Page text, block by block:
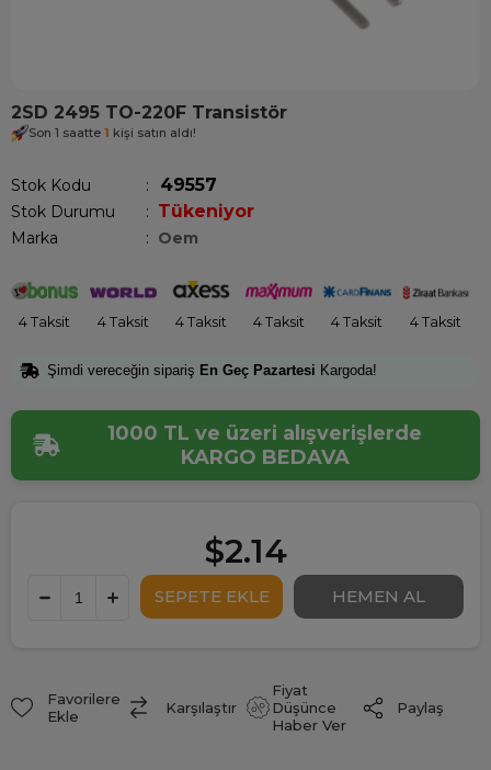
2SD 2495 TO-220F Transistör
Son 1 saatte 1 kişi satın aldı!
Stok Kodu 49557
Stok Durumu : Tükeniyor
Marka : Oem
4 Taksit 4 Taksit 4 Taksit 4 Taksit 4 Taksit 4 Taksit
Şimdi vereceğin sipariş En Geç Pazartesi Kargoda!
1000 TL ve üzeri alışverişlerde
KARGO BEDAVA
$2.14
Favorilere
Ekle
Karşılaştır
Fiyat
Düşünce
Haber Ver
Paylaş